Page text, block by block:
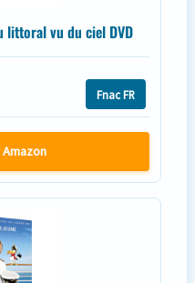
littoral vu du ciel DVD
Fnac FR